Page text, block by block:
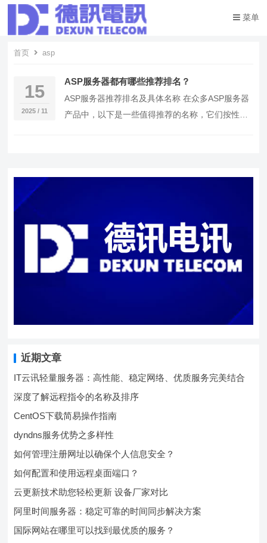
菜单
首页 asp
15
2025 / 11
ASP服务器都有哪些推荐排名？
ASP服务器推荐排名及具体名称 在众多ASP服务器
产品中，以下是一些值得推荐的名称，它们按性
近期文章
IT云讯轻量服务器：高性能、稳定网络、优质服务完美结合
深度了解远程指令的名称及排序
CentOS下载简易操作指南
dyndns服务优势之多样性
如何管理注册网址以确保个人信息安全？
如何配置和使用远程桌面端口？
云更新技术助您轻松更新 设备厂家对比
阿里时间服务器：稳定可靠的时间同步解决方案
国际网站在哪里可以找到最优质的服务？